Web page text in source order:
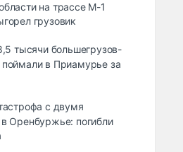
на трассе М-1
грузовик
тысячи большегрузов-
поймали в Приамурье за
с двумя
Оренбуржье: погибли